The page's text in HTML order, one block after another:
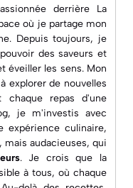
derrière La
où je partage mon
Depuis toujours, je
des saveurs et
éveiller les sens. Mon
explorer de nouvelles
chaque repas d'une
je m'investis avec
expérience culinaire,
, mais audacieuses, qui
. Je crois que la
à tous, où chaque